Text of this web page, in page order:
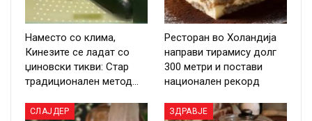
Наместо со клима,
Кинезите се ладат со
џиновски тикви: Стар
традиционален метод…
Ресторан во Холандија
направи тирамису долг
300 метри и постави
национален рекорд
СЛАЈДЕР ЗДРАВЈЕ